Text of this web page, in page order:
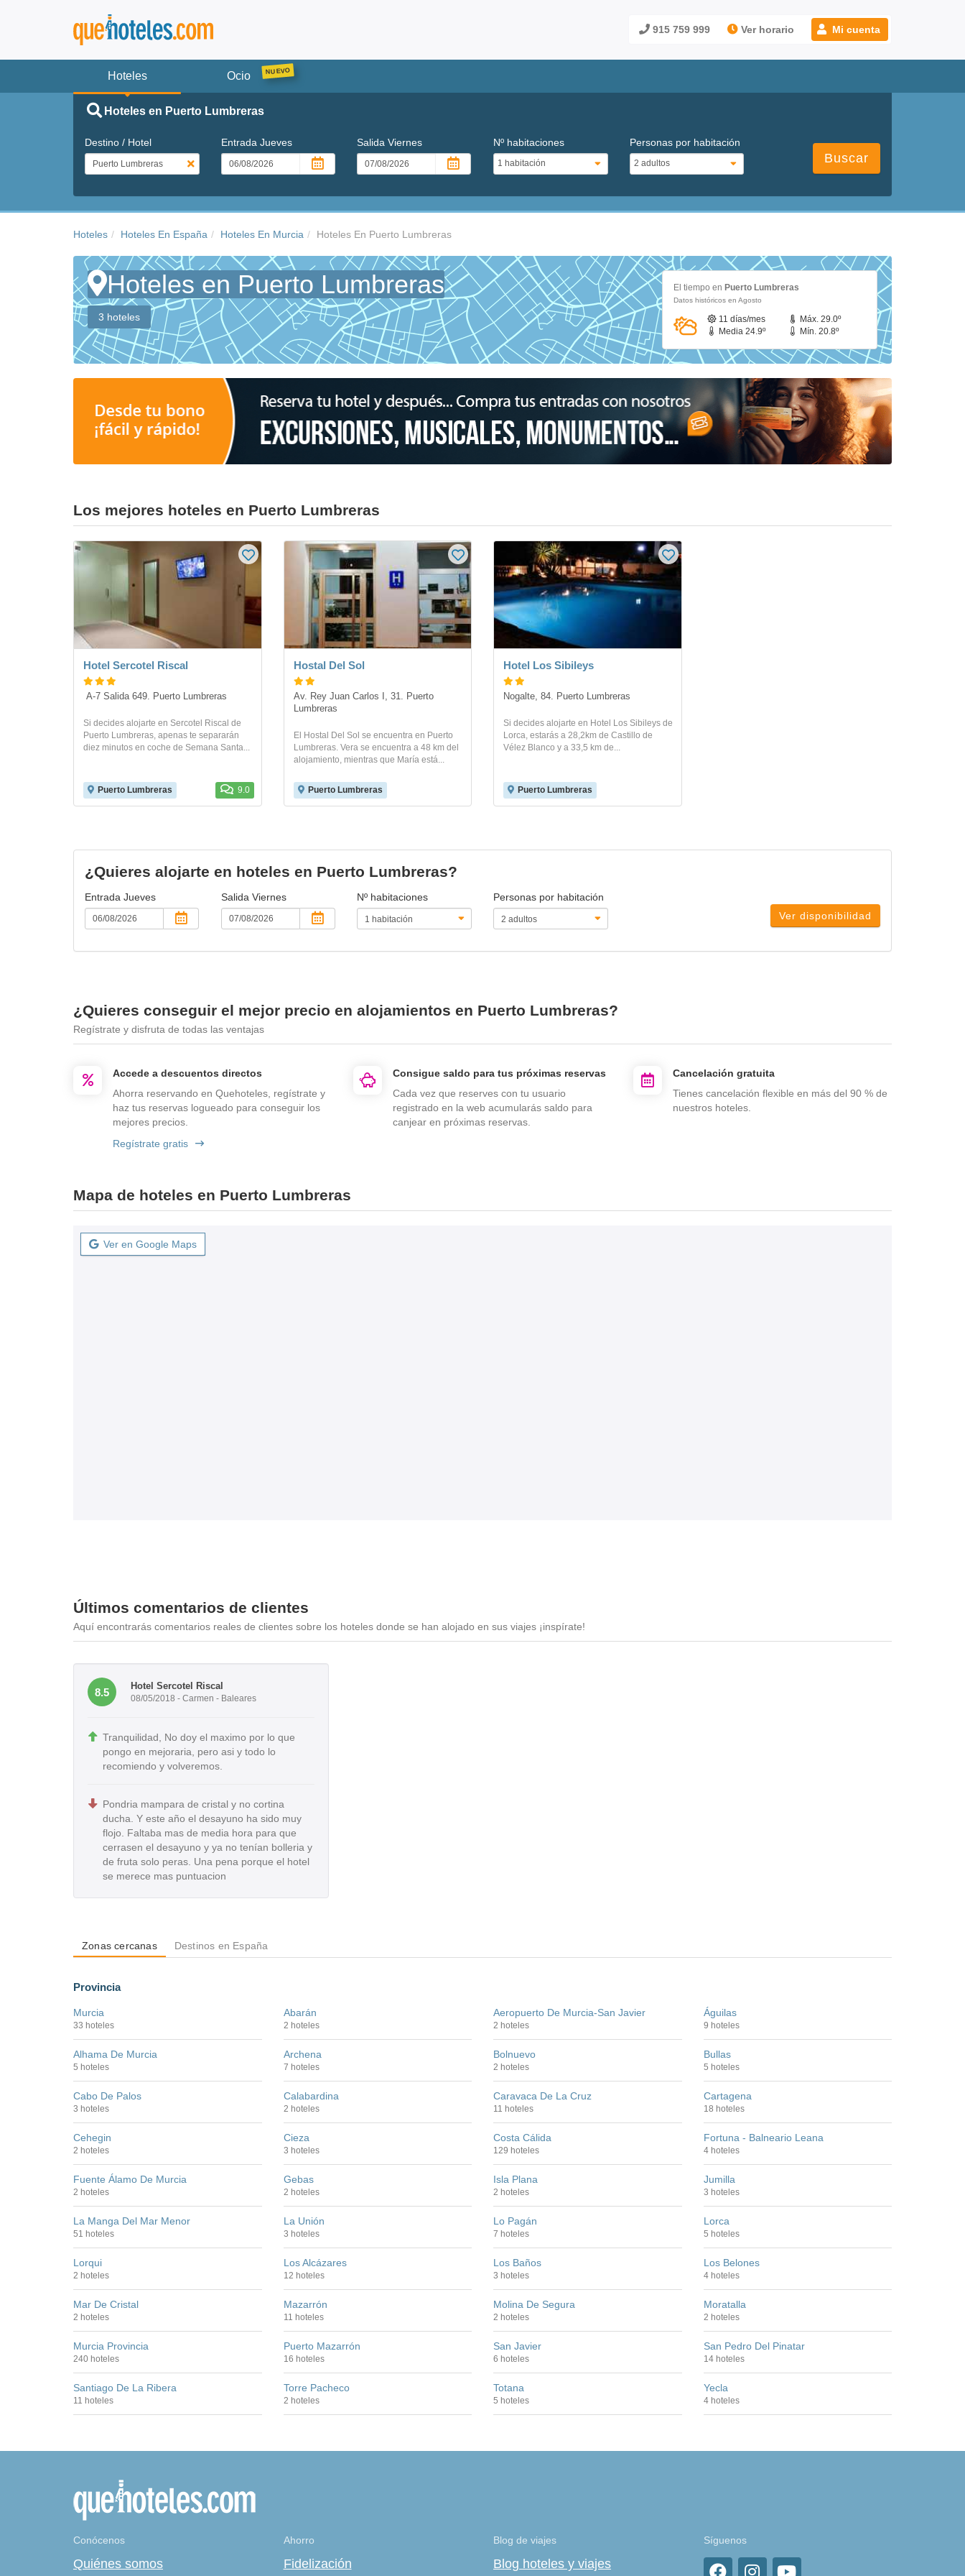
915 759 999 Ver horario Mi cuenta
Hoteles Ocio
Hoteles en Puerto Lumbreras
Destino / Hotel Entrada Jueves SalidaViernes Nº habitaciones Personas por habitación
Buscar
Hoteles Hoteles En España Hoteles En Murcia Hoteles En Puerto Lumbreras
Hoteles en Puerto Lumbreras
3 hoteles
El tiempo en Puerto Lumbreras
Datos históricos en Agosto
11 días/mes
Máx. 29.0º
Media 24.9º
Mín. 20.8º
Los mejores hoteles en Puerto Lumbreras
Hotel Sercotel Riscal
A-7 Salida 649. Puerto Lumbreras
Si decides alojarte en Sercotel Riscal de
Puerto Lumbreras, apenas te separarán
diez minutos en coche de Semana Santa...
Puerto Lumbreras 9.0
Hostal Del Sol
Av. Rey Juan Carlos I, 31. Puerto
Lumbreras
El Hostal Del Sol se encuentra en Puerto
Lumbreras. Vera se encuentra a 48 km del
alojamiento, mientras que María está...
Puerto Lumbreras
Hotel Los Sibileys
Nogalte, 84. Puerto Lumbreras
Si decides alojarte en Hotel Los Sibileys de
Lorca, estarás a 28,2km de Castillo de
Vélez Blanco y a 33,5 km de...
Puerto Lumbreras
¿Quieres alojarte en hoteles en Puerto Lumbreras?
Entrada Jueves Salida Viernes Nº habitaciones
Personas por habitación
Ver disponibilidad
¿Quieres conseguir el mejor precio en alojamientos en Puerto Lumbreras?
Regístrate y disfruta de todas las ventajas
Accede a descuentos directos
Ahorra reservando en Quehoteles, regístrate y
haz tus reservas logueado para conseguir los
mejores precios.
Regístrate gratis
Consigue saldo para tus próximas reservas
Cada vez que reserves con tu usuario
registrado en la web acumularás saldo para
canjear en próximas reservas.
Cancelación gratuita
Tienes cancelación flexible en más del 90 % de
nuestros hoteles.
Mapa de hoteles en Puerto Lumbreras
Ver en Google Maps
Últimos comentarios de clientes
Aquí encontrarás comentarios reales de clientes sobre los hoteles donde se han alojado en sus viajes ¡inspírate!
8.5
Hotel Sercotel Riscal
08/05/2018 - Carmen - Baleares
Tranquilidad, No doy el maximo por lo que
pongo en mejoraria, pero asi y todo lo
recomiendo y volveremos.
Pondria mampara de cristal y no cortina
ducha. Y este año el desayuno ha sido muy
flojo. Faltaba mas de media hora para que
cerrasen el desayuno y ya no tenían bolleria y
de fruta solo peras. Una pena porque el hotel
se merece mas puntuacion
Zonas cercanas Destinos en España
Provincia
Murcia
33 hoteles
Abarán
2 hoteles
Aeropuerto De Murcia-San Javier
2 hoteles
Águilas
9 hoteles
Alhama De Murcia
5 hoteles
Archena
7 hoteles
Bolnuevo
2 hoteles
Bullas
5 hoteles
Cabo De Palos
3 hoteles
Calabardina
2 hoteles
Caravaca De La Cruz
11 hoteles
Cartagena
18 hoteles
Cehegin
2 hoteles
Cieza
3 hoteles
Costa Cálida
129 hoteles
Fortuna - Balneario Leana
4 hoteles
Fuente Álamo De Murcia
2 hoteles
Gebas
2 hoteles
Isla Plana
2 hoteles
Jumilla
3 hoteles
La Manga Del Mar Menor
51 hoteles
La Unión
3 hoteles
Lo Pagán
7 hoteles
Lorca
5 hoteles
Lorqui
2 hoteles
Los Alcázares
12 hoteles
Los Baños
3 hoteles
Los Belones
4 hoteles
Mar De Cristal
2 hoteles
Mazarrón
11 hoteles
Molina De Segura
2 hoteles
Moratalla
2 hoteles
Murcia Provincia
240 hoteles
Puerto Mazarrón
16 hoteles
San Javier
6 hoteles
San Pedro Del Pinatar
14 hoteles
Santiago De La Ribera
11 hoteles
Torre Pacheco
2 hoteles
Totana
5 hoteles
Yecla
4 hoteles
Conócenos
Quiénes somos
Ahorro
Fidelización
Blog de viajes
Blog hoteles y viajes
Síguenos